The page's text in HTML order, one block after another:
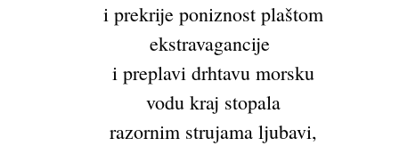
i prekrije poniznost plaštom
ekstravagancije
i preplavi drhtavu morsku
vodu kraj stopala
razornim strujama ljubavi,